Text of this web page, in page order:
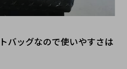
バッグなので使いやすさは